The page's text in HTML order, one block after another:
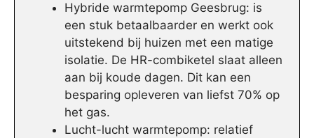
Hybride warmtepomp Geesbrug: is
een stuk betaalbaarder en werkt ook
uitstekend bij huizen met een matige
isolatie. De HR-combiketel slaat alleen
aan bij koude dagen. Dit kan een
besparing opleveren van liefst 70% op
het gas.
Lucht-lucht warmtepomp: relatief